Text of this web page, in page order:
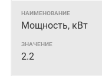
Мощность, кВт
2.2